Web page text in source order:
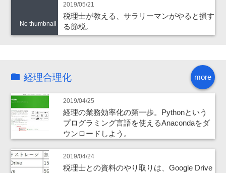
No thumbnail
2019/05/21
税理士が教える、サラリーマンがやると損す
る節税。
more
経理合理化
2019/04/25
経理の業務効率化の第一歩。Pythonという
プログラミング言語を使えるAnacondaをダ
ウンロードしよう。
2019/04/24
税理士との資料のやり取りは、Google Drive